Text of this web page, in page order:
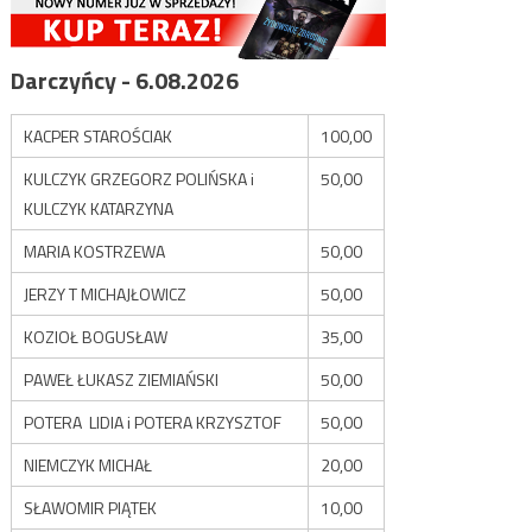
Darczyńcy - 6.08.2026
KACPER STAROŚCIAK
100,00
KULCZYK GRZEGORZ POLIŃSKA i
KULCZYK KATARZYNA
50,00
MARIA KOSTRZEWA
50,00
JERZY T MICHAJŁOWICZ
50,00
KOZIOŁ BOGUSŁAW
35,00
PAWEŁ ŁUKASZ ZIEMIAŃSKI
50,00
POTERA LIDIA i POTERA KRZYSZTOF
50,00
NIEMCZYK MICHAŁ
20,00
SŁAWOMIR PIĄTEK
10,00